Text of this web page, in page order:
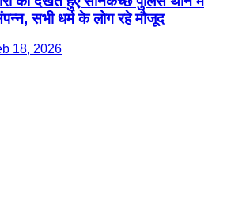
सभी धर्म के लोग रहे मौजूद
18, 2026